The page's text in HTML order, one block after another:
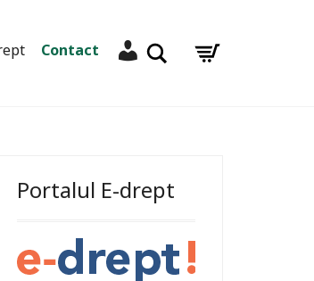
Contact Contul meuCaută
Portalul E-drept